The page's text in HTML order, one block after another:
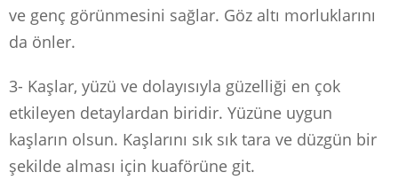
ve genç görünmesini sağlar. Göz altı morluklarını
da önler.
3- Kaşlar, yüzü ve dolayısıyla güzelliği en çok
etkileyen detaylardan biridir. Yüzüne uygun
kaşların olsun. Kaşlarını sık sık tara ve düzgün bir
şekilde alması için kuaförüne git.